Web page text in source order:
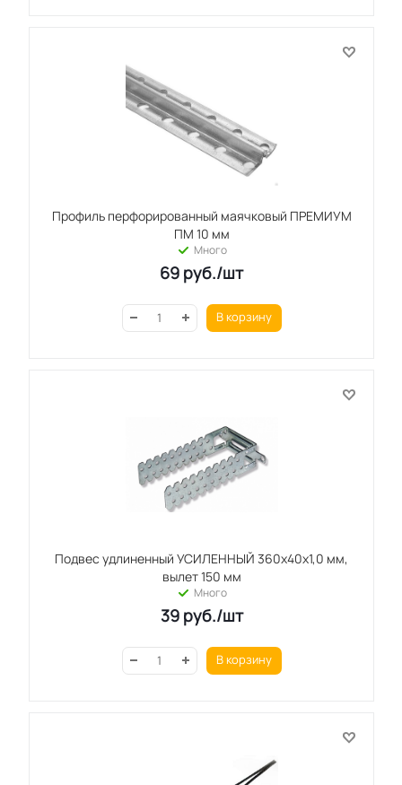
Профиль перфорированный маячковый ПРЕМИУМ
ПМ 10 мм
Много
69 руб./шт
В корзину
Подвес удлиненный УСИЛЕННЫЙ 360х40х1,0 мм,
вылет 150 мм
Много
39руб./шт
В корзину